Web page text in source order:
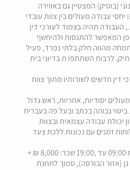
(בוטיק) המצטיין גם באווירה
עבודה מעולים בין צוות עובדי
תהיה בצמוד לעורכי דין
המאפשר להתנסות ולהיחשף
מהווה חלק בלתי נפרד, פעיל
לרבות השתתפו ת בדיוני בית
חדשים לשורותיו מתוך צוות
יסודיות, אחריות, ראש גדול
ביטוי גבוהה בכתב ובעל פה בעברית
יכולת עבודה עצמאית ובצוות
זמנים עם נכונות ללכת צעד
ימי עבודה: א -' ה ' בין השעות 09:00 עד ,19:00 שכר: 8,000 ₪ +
(אזור הבורסה), סמוך לתחנת